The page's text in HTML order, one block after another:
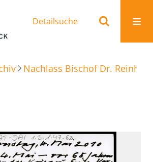
Detailsuche
Nachlass Bischof Dr.